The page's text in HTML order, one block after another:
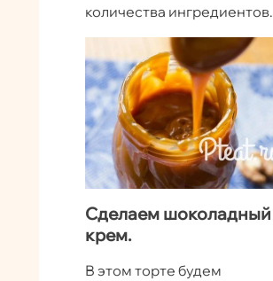
количества ингредиентов.
Сделаем шоколадный
крем.
В этом торте будем